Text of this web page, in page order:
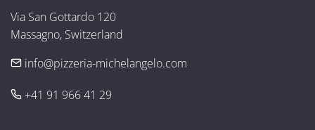
Via San Gottardo 120
Massagno, Switzerland
info@pizzeria-michelangelo.com
+41 91 966 41 29